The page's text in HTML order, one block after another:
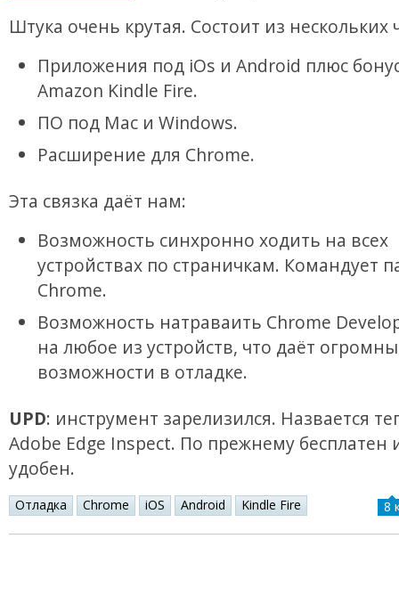
Штука очень крутая. Состоит из нескольких
Приложения под iOs и Android плюс
Amazon Kindle Fire.
ПО под Mac и Windows.
Расширение для Chrome.
Эта связка даёт нам:
Возможность синхронно ходить на всех
устройствах по страничкам. Командует
Chrome.
Возможность натраваить Chrome
на любое из устройств, что даёт
возможности в отладке.
UPD: инструмент зарелизился. Назвается
Adobe Edge Inspect. По прежнему бесплатен
удобен.
Отладка Chrome iOS Android Kindle Fire 8